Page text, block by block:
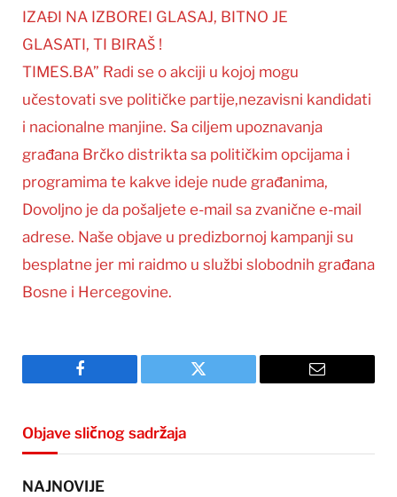
IZAĐI NA IZBOREI GLASAJ, BITNO JE
GLASATI, TI BIRAŠ !
TIMES.BA” Radi se o akciji u kojoj mogu
učestovati sve političke partije,nezavisni kandidati
i nacionalne manjine. Sa ciljem upoznavanja
građana Brčko distrikta sa političkim opcijama i
programima te kakve ideje nude građanima,
Dovoljno je da pošaljete e-mail sa zvanične e-mail
adrese. Naše objave u predizbornoj kampanji su
besplatne jer mi raidmo u službi slobodnih građana
Bosne i Hercegovine.
Facebook Twitter Email
Objave sličnog sadržaja
NAJNOVIJE